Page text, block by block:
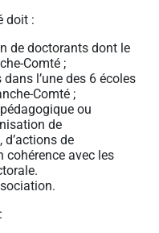
doit :
de doctorants dont le
Comté ;
l’une des 6 écoles
Comté ;
ou
de
de
cohérence avec les